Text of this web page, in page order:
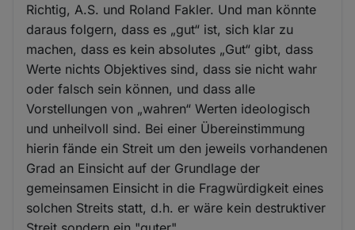
Richtig, A.S. und Roland Fakler. Und man könnte
daraus folgern, dass es „gut“ ist, sich klar zu
machen, dass es kein absolutes „Gut“ gibt, dass
Werte nichts Objektives sind, dass sie nicht wahr
oder falsch sein können, und dass alle
Vorstellungen von „wahren“ Werten ideologisch
und unheilvoll sind. Bei einer Übereinstimmung
hierin fände ein Streit um den jeweils vorhandenen
Grad an Einsicht auf der Grundlage der
gemeinsamen Einsicht in die Fragwürdigkeit eines
solchen Streits statt, d.h. er wäre kein destruktiver